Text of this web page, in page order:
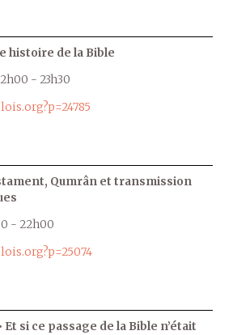
histoire de la Bible
- 23h30
Qumrân et transmission
- 22h00
Et si ce passage de la Bible n’était